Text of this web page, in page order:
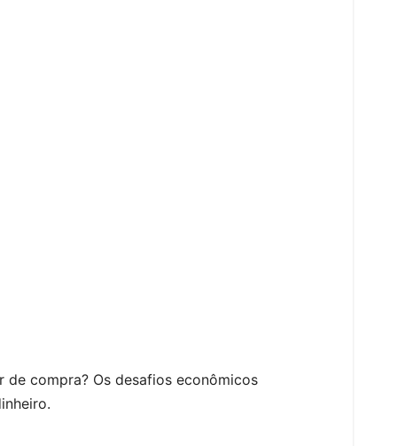
compra? Os desafios econômicos